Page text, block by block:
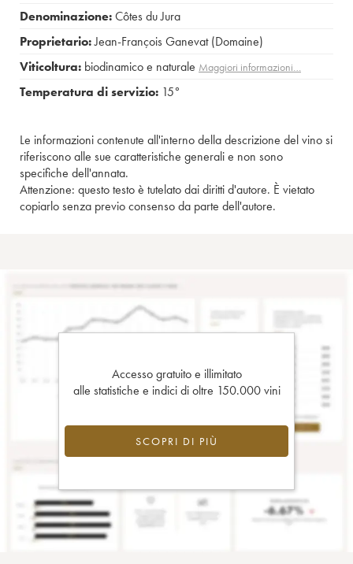
Denominazione:Côtes du Jura
Proprietario:Jean-François Ganevat (Domaine)
Viticoltura: biodinamico e naturale Maggiori informazioni…
Temperatura di servizio: 15°
Le informazioni contenute all'interno della descrizione del vino si
riferiscono alle sue caratteristiche generali e non sono
specifiche dell'annata.
Attenzione: questo testo è tutelato dai diritti d'autore. È vietato
copiarlo senza previo consenso da parte dell'autore.
Accesso gratuito e illimitato
alle statistiche e indici di oltre 150.000 vini
SCOPRI DI PIÙ